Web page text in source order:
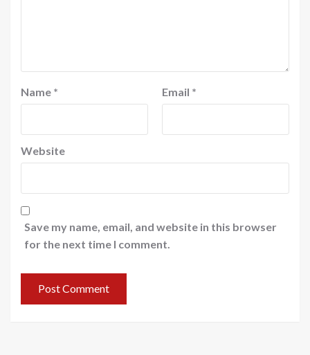
Name * Email *
Website
Save my name, email, and website in this browser
for the next time I comment.